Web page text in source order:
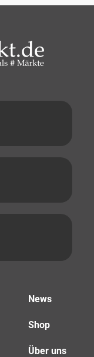
News
Shop
Über uns